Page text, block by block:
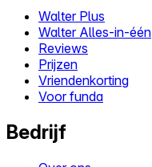
Walter Plus
Walter Alles-in-één
Reviews
Prijzen
Vriendenkorting
Voor funda
Bedrijf